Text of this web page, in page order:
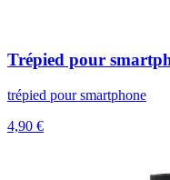
Trépied pour
trépied pour smartphone
4,90 €